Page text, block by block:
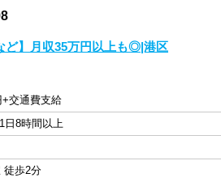
ど】月収35万円以上も◎|港区
交通費支給
日8時間以上
徒歩2分